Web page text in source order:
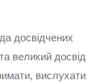
досвідчених
великий досвід
вислухати